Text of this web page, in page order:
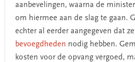
aanbevelingen, waarna de
om hiermee aan de slag te gaan.
echter al eerder aangegeven dat
bevoegdheden nodig hebben.
kosten voor de opvang vergoed,